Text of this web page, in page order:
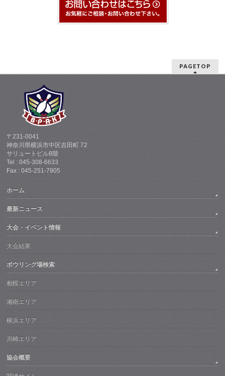
PAGETOP
〒231-0041
神奈川県横浜市中区吉田町 72
サリュートビル8階
Tel : 045-308-6633
Fax : 045-251-7905
ホーム
最新ニュース
大会・イベント情報
大会結果
ボウリング場検索
相模エリア
湘南エリア
横浜エリア
川崎エリア
協会概要